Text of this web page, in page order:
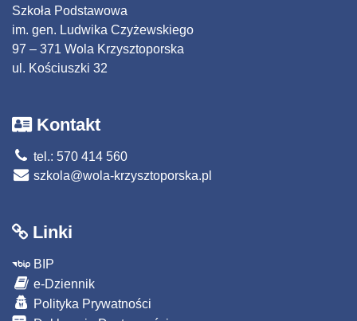
Szkoła Podstawowa
im. gen. Ludwika Czyżewskiego
97 – 371 Wola Krzysztoporska
ul. Kościuszki 32
Kontakt
tel.: 570 414 560
szkola@wola-krzysztoporska.pl
Linki
BIP
e-Dziennik
Polityka Prywatności